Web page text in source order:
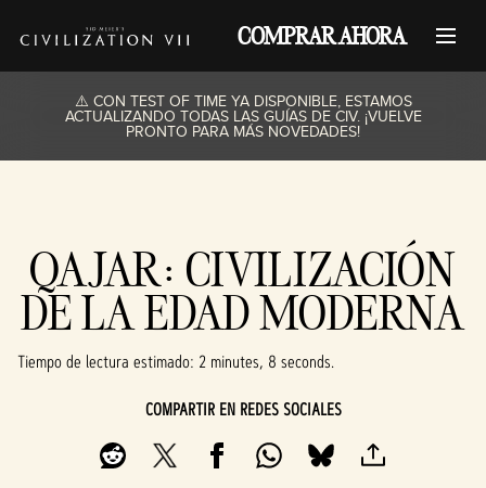
COMPRAR AHORA
⚠️ CON TEST OF TIME YA DISPONIBLE, ESTAMOS
ACTUALIZANDO TODAS LAS GUÍAS DE CIV. ¡VUELVE
PRONTO PARA MÁS NOVEDADES!
QAJAR: CIVILIZACIÓN
DE LA EDAD MODERNA
Tiempo de lectura estimado 2 minutes, 8 seconds
COMPARTIR EN REDES SOCIALES